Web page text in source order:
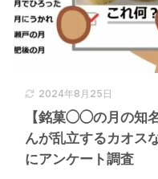
2024年8月25日
【銘菓◯◯の月の知
んが乱立するカオス
にアンケート調査